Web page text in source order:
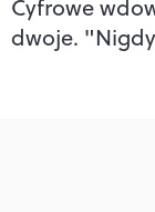
Cyfrowe
dwoje.